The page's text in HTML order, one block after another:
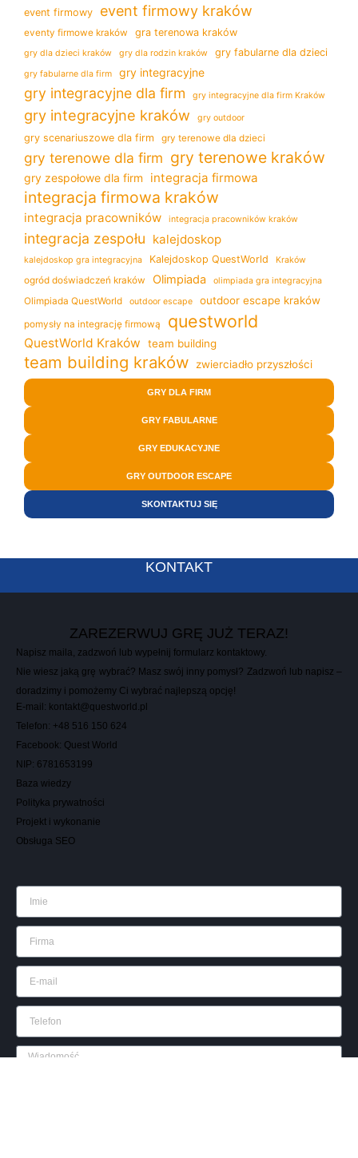
event firmowy event firmowy kraków
eventy firmowe kraków gra terenowa kraków
gry dla dzieci kraków gry dla rodzin kraków gry fabularne dla dzieci
gry fabularne dla firm gry integracyjne
gry integracyjne dla firm gry integracyjne dla firm Kraków
gry integracyjne kraków gry outdoor
gry scenariuszowe dla firm gry terenowe dla dzieci
gry terenowe dla firm gry terenowe kraków
gry zespołowe dla firm integracja firmowa
integracja firmowa kraków
integracja pracowników integracja pracowników kraków
integracja zespołu kalejdoskop
kalejdoskop gra integracyjna Kalejdoskop QuestWorld Kraków
ogród doświadczeń kraków Olimpiada olimpiada gra integracyjna
Olimpiada QuestWorld outdoor escape outdoor escape kraków
pomysły na integrację firmową questworld
QuestWorld Kraków team building
team building kraków zwierciadło przyszłości
GRY DLA FIRM
GRY FABULARNE
GRY EDUKACYJNE
GRY OUTDOOR ESCAPE
SKONTAKTUJ SIĘ
KONTAKT
ZAREZERWUJ GRĘ JUŻ TERAZ!
Napisz maila, zadzwoń lub wypełnij formularz kontaktowy.
Nie wiesz jaką grę wybrać? Masz swój inny pomysł? Zadzwoń lub napisz –
doradzimy i pomożemy Ci wybrać najlepszą opcję!
E-mail: kontakt@questworld.pl
Telefon: +48 516 150 624
Facebook: Quest World
NIP: 6781653199
Baza wiedzy
Polityka prywatności
Projekt i wykonanie
Obsługa SEO